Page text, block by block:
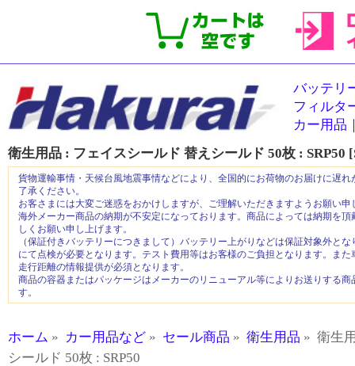
バッテリ
フィルタ
カー用品
衛生用品 : フェイスシールド 替えシールド 50枚 : SRP50
貨物運輸事情・天候台風地震事情などにより、全国的にお荷物のお届けに遅
了承ください。
お客さまには大変ご迷惑をおかけしますが、ご理解いただきますようお願い申
海外メーカー商品の納期が不安定になっております。商品によっては納期を
しくお願い申し上げます。
（保証付きバッテリーにつきまして）バッテリー上がりなどは保証対象外と
にて点検が必要となります。テスト費用等はお客様のご負担となります。ま
走行距離の情報提供が必須となります。
商品の容器またはパッケージはメーカーのリニューアル等によりお送りする
す。
ホーム » カー用品など » セール商品 » 衛生用品 » 衛生
シールド 50枚 : SRP50